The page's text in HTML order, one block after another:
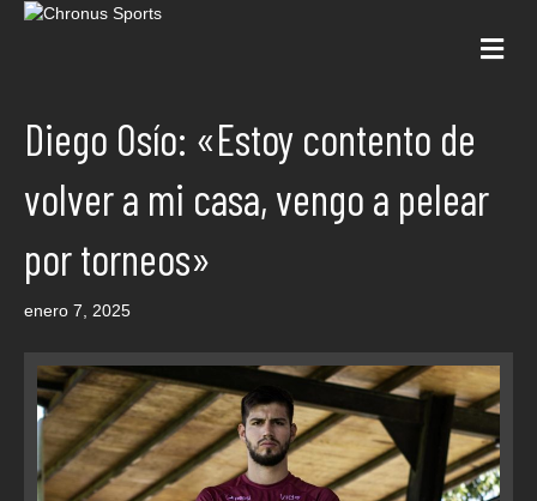
Diego Osío: «Estoy contento de
volver a mi casa, vengo a pelear
por torneos»
enero 7, 2025